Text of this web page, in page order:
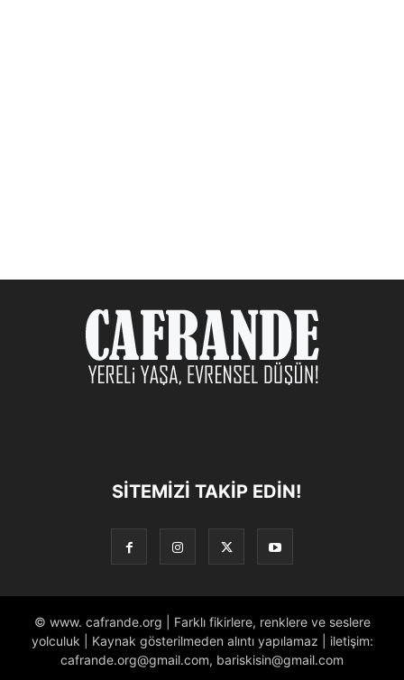
SITEMIZI TAKIP EDIN!
© www. cafrande.org | Farklı fikirlere, renklere ve seslere
yolculuk | Kaynak gösterilmeden alıntı yapılamaz | iletişim:
cafrande.org@gmail.com, bariskisin@gmail.com